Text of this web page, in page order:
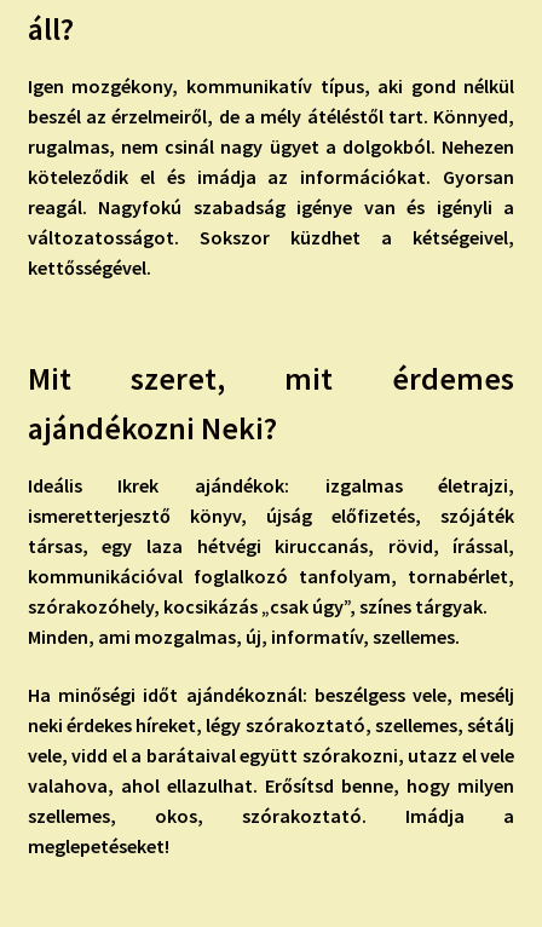
áll?
Igen mozgékony, kommunikatív típus, aki gond nélkül
beszél az érzelmeiről, de a mély átéléstől tart. Könnyed,
rugalmas, nem csinál nagy ügyet a dolgokból. Nehezen
köteleződik el és imádja az információkat. Gyorsan
reagál. Nagyfokú szabadság igénye van és igényli a
változatosságot. Sokszor küzdhet a kétségeivel,
kettősségével.
Mit szeret, mit érdemes
ajándékozni Neki?
Ideális Ikrek ajándékok: izgalmas életrajzi,
ismeretterjesztő könyv, újság előfizetés, szójáték
társas, egy laza hétvégi kiruccanás, rövid, írással,
kommunikációval foglalkozó tanfolyam, tornabérlet,
szórakozóhely, kocsikázás „csak úgy”, színes tárgyak.
Minden, ami mozgalmas, új, informatív, szellemes.
Ha minőségi időt ajándékoznál: beszélgess vele, mesélj
neki érdekes híreket, légy szórakoztató, szellemes, sétálj
vele, vidd el a barátaival együtt szórakozni, utazz el vele
valahova, ahol ellazulhat. Erősítsd benne, hogy milyen
szellemes, okos, szórakoztató. Imádja a
meglepetéseket!